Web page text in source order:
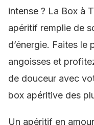
intense ? La Box à
apéritif remplie de
d’énergie. Faites le
angoisses et
de douceur avec
box apéritive des
Un apéritif en